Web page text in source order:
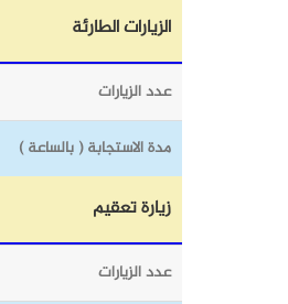
الزيارات الطارئة
عدد الزيارات
مدة الاستجابة ( بالساعة )
زيارة تعقيم
عدد الزيارات